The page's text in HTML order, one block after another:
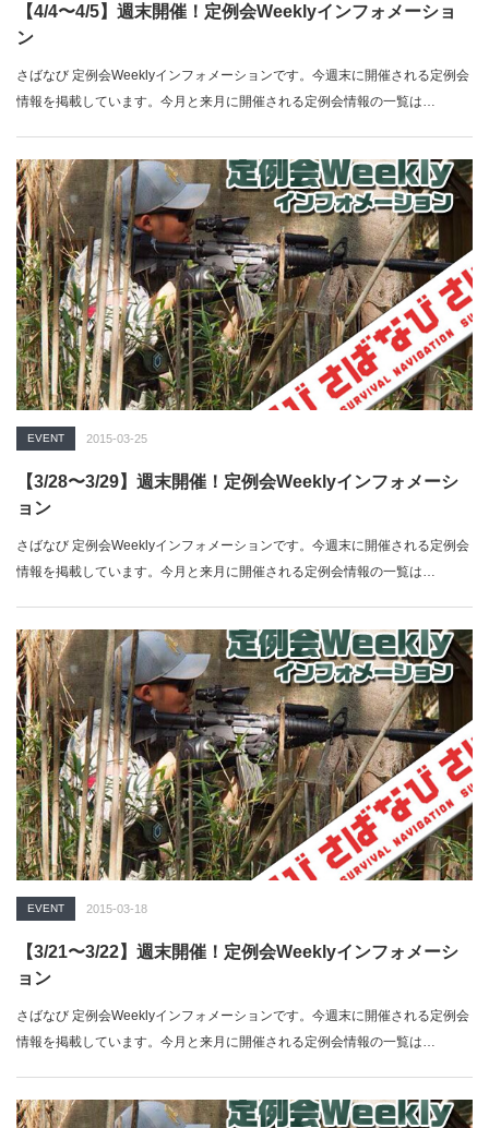
【4/4〜4/5】週末開催！定例会Weeklyインフォメーショ
ン
さばなび 定例会Weeklyインフォメーションです。今週末に開催される定例会
情報を掲載しています。今月と来月に開催される定例会情報の一覧は…
EVENT 2015-03-25
【3/28〜3/29】週末開催！定例会Weeklyインフォメーシ
ョン
さばなび 定例会Weeklyインフォメーションです。今週末に開催される定例会
情報を掲載しています。今月と来月に開催される定例会情報の一覧は…
EVENT 2015-03-18
【3/21〜3/22】週末開催！定例会Weeklyインフォメーシ
ョン
さばなび 定例会Weeklyインフォメーションです。今週末に開催される定例会
情報を掲載しています。今月と来月に開催される定例会情報の一覧は…